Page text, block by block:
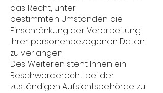
das Recht, unter
bestimmten Umständen die
Einschränkung der Verarbeitung
Ihrer personenbezogenen Daten
zu verlangen.
Des Weiteren steht Ihnen ein
Beschwerderecht bei der
zuständigen Aufsichtsbehörde zu.